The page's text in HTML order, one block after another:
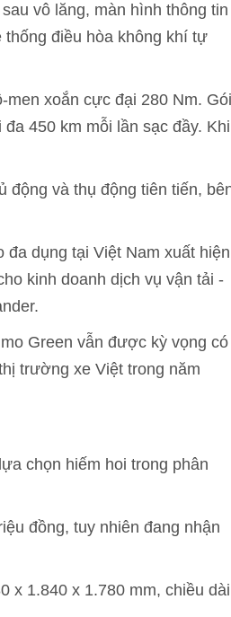
vô lăng, màn hình thông tin
thống điều hòa không khí tự
men xoắn cực đại 280 Nm. Gói
450 km mỗi lần sạc đầy. Khi
động và thụ động tiên tiến,
dụng tại Việt Nam xuất hiện
kinh doanh dịch vụ vận tải -
Green vẫn được kỳ vọng có
trường xe Việt trong năm
chọn hiếm hoi trong phân
đồng, tuy nhiên đang nhận
x 1.840 x 1.780 mm, chiều dài